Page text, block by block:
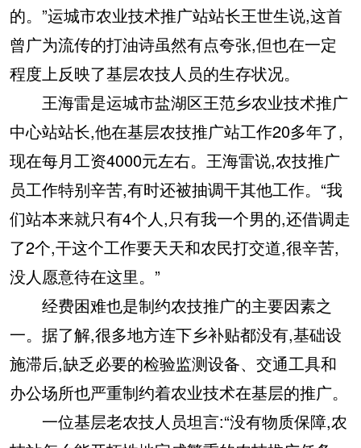
的。”运城市农业技术推广站站长王世生说,这首
曾广为流传的打油诗虽然有点夸张,但也在一定
程度上反映了基层农技人员的生存状况。
王海雷是运城市盐湖区王范乡农业技术推广
中心站站长,他在基层农技推广站工作20多年了,
现在每月工资4000元左右。王海雷说,农技推广
员工作特别辛苦,有时还被抽调干其他工作。“我
们站本来就只有4个人,只有我一个男的,还借调走
了2个,干这个工作要天天和农民打交道,很辛苦,
没人愿意待在这里。”
经费困难也是制约农技推广的主要因素之
一。据了解,很多地方连下乡补贴都没有,基础设
施滞后,缺乏必要的检验监测设备、交通工具和
办公场所也严重制约着农业技术在基层的推广。
一位基层老农技人员坦言:“没有物质保障,农